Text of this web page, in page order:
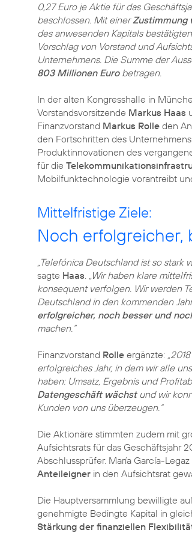
0,27 Euro je Aktie für das
beschlossen. Mit einerZustimmung
des anwesenden Kapitals
Vorschlag von Vorstand und
Unternehmens. Die Summe der
803 Millionen Eurobetragen.
In der alten Kongresshalle in
Vorstandsvorsitzende Markus Haas
Finanzvorstand Markus Rolle den
den Fortschritten des
Produktinnovationen des
für die
Mobilfunktechnologie vorantreibt
Mittelfristige Ziele:
Noch erfolgreicher,
„Telefónica Deutschland ist so stark
sagte Haas. „Wir haben klare
konsequent verfolgen. Wir werden
Deutschland in den kommenden
erfolgreicher, noch besser und
machen.“
Finanzvorstand Rolle ergänzte:
erfolgreiches Jahr, in dem wir alle
haben: Umsatz, Ergebnis und
Datengeschäft wächstund wir
Kunden von uns überzeugen.“
Die Aktionäre stimmten zudem mit
Aufsichtsrats für das Geschäftsjahr
Abschlussprüfer. María García-
Anteileigner in den Aufsichtsrat
Die Hauptversammlung bewilligte
genehmigte Bedingte Kapital in
Stärkung der finanziellen